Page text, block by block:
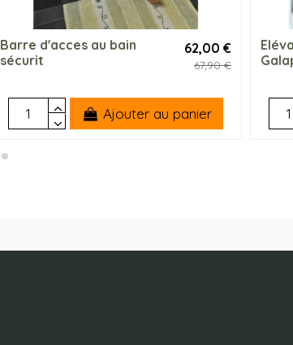
Barre d'acces au bain
sécurit
62,00 €
67,90 €
Ajouter au panier